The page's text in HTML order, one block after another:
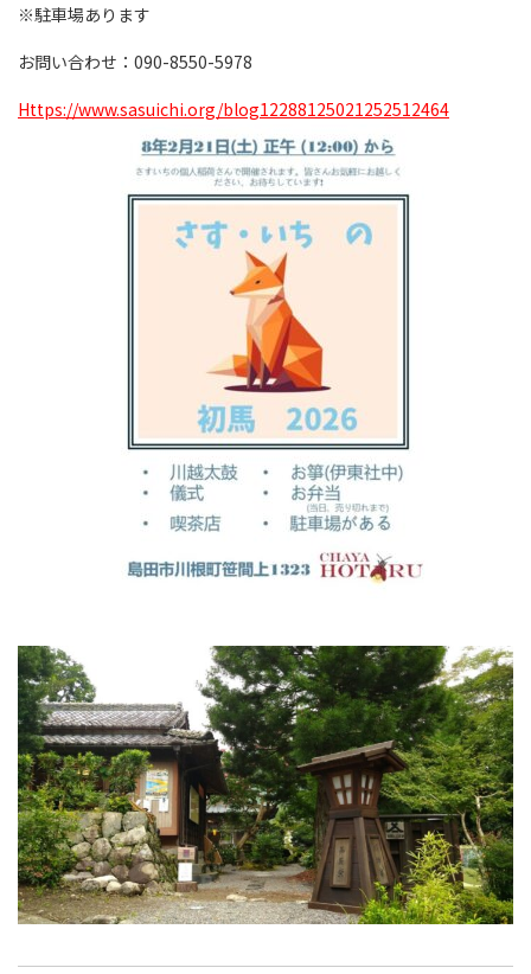
※駐車場あります
お問い合わせ：090-8550-5978
https://www.sasuichi.org/blog12288125021252512464